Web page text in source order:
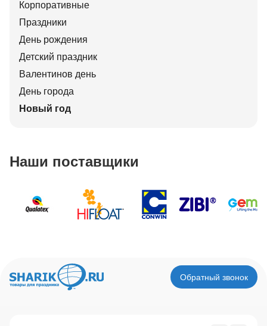
Корпоративные
Праздники
День рождения
Детский праздник
Валентинов день
День города
Новый год
Наши поставщики
Обратный звонок